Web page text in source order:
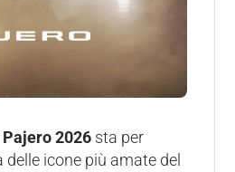
2026 sta per
icone più amate del